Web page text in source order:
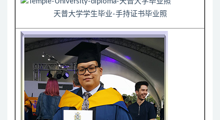
天普大学学生毕业-手持证书毕业照